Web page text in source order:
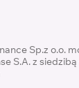
Sp.z
S.A. z